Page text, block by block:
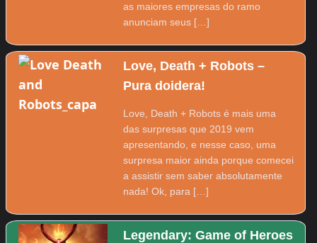
as maiores empresas do ramo
anunciam seus […]
Love, Death + Robots –
Pura doidera!
Love, Death + Robots é mais uma
das surpresas que 2019 vem
apresentando, e nesse caso, uma
surpresa maior ainda porque comecei
a assistir sem saber absolutamente
nada! Ok, para […]
Legendary: Game of Heroes